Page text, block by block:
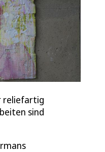
reliefartig
sind